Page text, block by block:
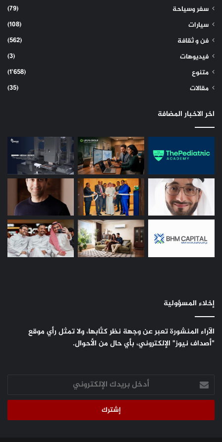
سفر وسياحة
(79)
سيارات
(108)
فن و ثقافة
(562)
فيديوهات
(3)
متنوع
(1٬658)
مقالات
(35)
اخر الاخبار المضافة
إخلاء المسؤولية
الآراء المنشورة تعبر عن وجهة نظر كتَّابها، ولا تمثل رأي موقع
"أصداف نيوز" الإلكتروني، بأي حال من الأحوال.
أدخل
بريدك
الإلكتروني